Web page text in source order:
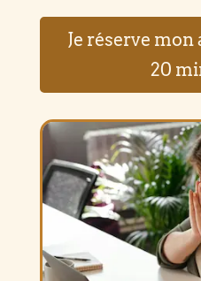
Je réserve
20